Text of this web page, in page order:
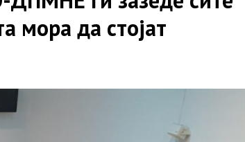
мора да стојат